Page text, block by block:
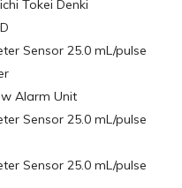
Tokei Denki
Sensor 25.0 mL/pulse
Alarm Unit
Sensor 25.0 mL/pulse
Sensor 25.0 mL/pulse